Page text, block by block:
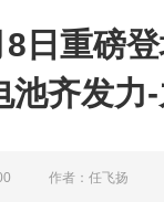
日重磅
池齐发力
作者：任飞扬